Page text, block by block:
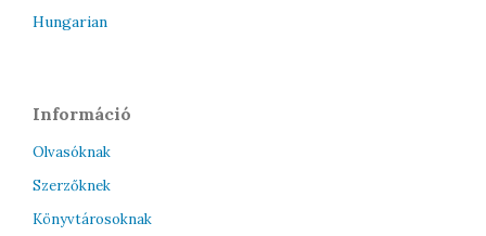
Hungarian
Információ
Olvasóknak
Szerzőknek
Könyvtárosoknak